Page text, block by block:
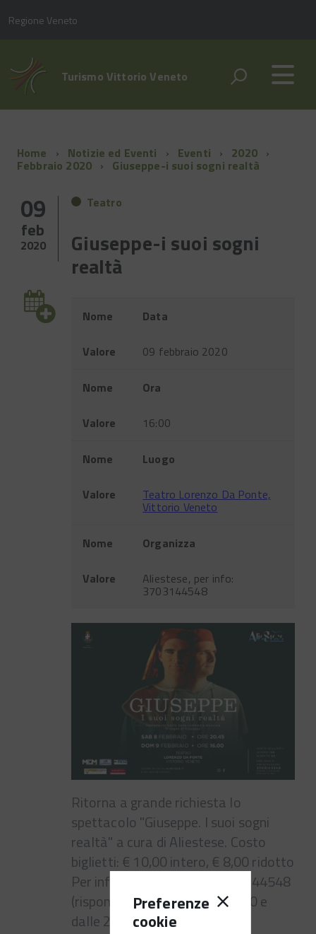
Preferenze
cookie
Regione Veneto
Turismo Vittorio Veneto
Home Notizie ed Eventi Eventi 2020
Febbraio 2020 Giuseppe-i suoi sogni realtà
09
feb
2020
Teatro
Giuseppe-i suoi sogni
realtà
Evento
Nome Data
Valore 09 febbraio 2020
Nome Ora
Valore 16:00
Nome Luogo
Valore Teatro Lorenzo Da Ponte,
Vittorio Veneto
Nome Organizza
Valore Aliestese, per info:
3703144548
Ritorna a grande richiesta lo
spettacolo "Giuseppe. I suoi sogni
realtà" a cura di Aliestese. Costo
biglietti: € 10,00 intero, € 8,00 ridotto
Per info e prenotazioni: 3703144548
(risponde dalle 11.00 alle 14.00 e
dalle 20.00 alle 21.30)